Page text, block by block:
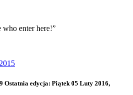
enter here!”
Ostatnia edycja: Piątek 05 Luty 2016,